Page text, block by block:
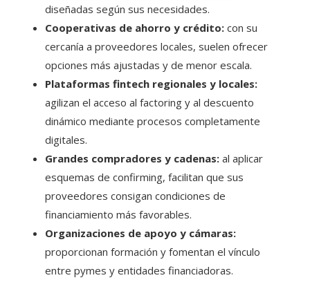
diseñadas según sus necesidades.
Cooperativas de ahorro y crédito: con su
cercanía a proveedores locales, suelen ofrecer
opciones más ajustadas y de menor escala.
Plataformas fintech regionales y locales:
agilizan el acceso al factoring y al descuento
dinámico mediante procesos completamente
digitales.
Grandes compradores y cadenas: al aplicar
esquemas de confirming, facilitan que sus
proveedores consigan condiciones de
financiamiento más favorables.
Organizaciones de apoyo y cámaras:
proporcionan formación y fomentan el vínculo
entre pymes y entidades financiadoras.